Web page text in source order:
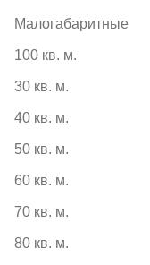
Малогабаритные
100 кв. м.
30 кв. м.
40 кв. м.
50 кв. м.
60 кв. м.
70 кв. м.
80 кв. м.